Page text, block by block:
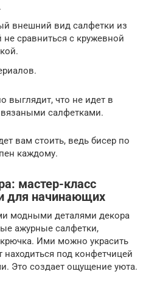
внешний вид салфетки из
не сравниться с кружевной
выглядит, что не идет в
салфетками.
вам стоить, ведь бисер по
каждому.
мастер-класс
для начинающих
модными деталями декора
ажурные салфетки,
Ими можно украсить
под конфетчицей
Это создает ощущение уюта.